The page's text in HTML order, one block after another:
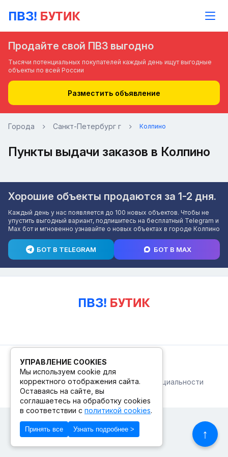
Продайте свой ПВЗ выгодно
Тысячи потенциальных покупателей каждый день ищут выгодные
объекты по всей России
Разместить объявление
Города Санкт-Петербург г Колпино
Пункты выдачи заказов в Колпино
Хорошие объекты продаются за 1-2 дня.
Каждый день у нас появляется до 100 новых объектов. Чтобы не
упустить выгодный вариант, подпишитесь на бесплатный Telegram и
Max бот и мгновенно узнавайте о новых объектах в городе Колпино
БОТ В TELEGRAM БОТ В MAX
↑
© 2026. ПВЗ! БУТИК.
Публичная офертаПолитика конфиденциальности
© Сделано в Фидживеб
УПРАВЛЕНИЕ COOKIES
Мы используем cookie для
корректного отображения сайта.
Оставаясь на сайте, вы
соглашаетесь на обработку cookies
в соответствии с политикой cookies.
Принять все Узнать подробнее >